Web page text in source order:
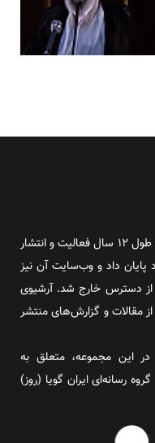
روز آنلاین روزنامه‌ای اینترنتی بود که پس از طول ۱۲ سال فعالیت و انتشار
به فعالیت خود پایان داد و وب‌سایت آن نیز
دسترس خارج شد. آرشیوی
مقالات و گزارش‌های منتشر
این مجموعه، متعلق به
رسانه‌ای ایران گویا (روز)